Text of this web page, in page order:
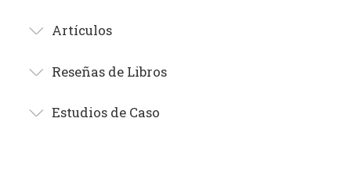
Artículos
Reseñas de Libros
Estudios de Caso